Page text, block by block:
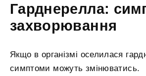
Гарднерелла:
захворювання
Якщо в організмі оселилася
симптоми можуть змінюватись.